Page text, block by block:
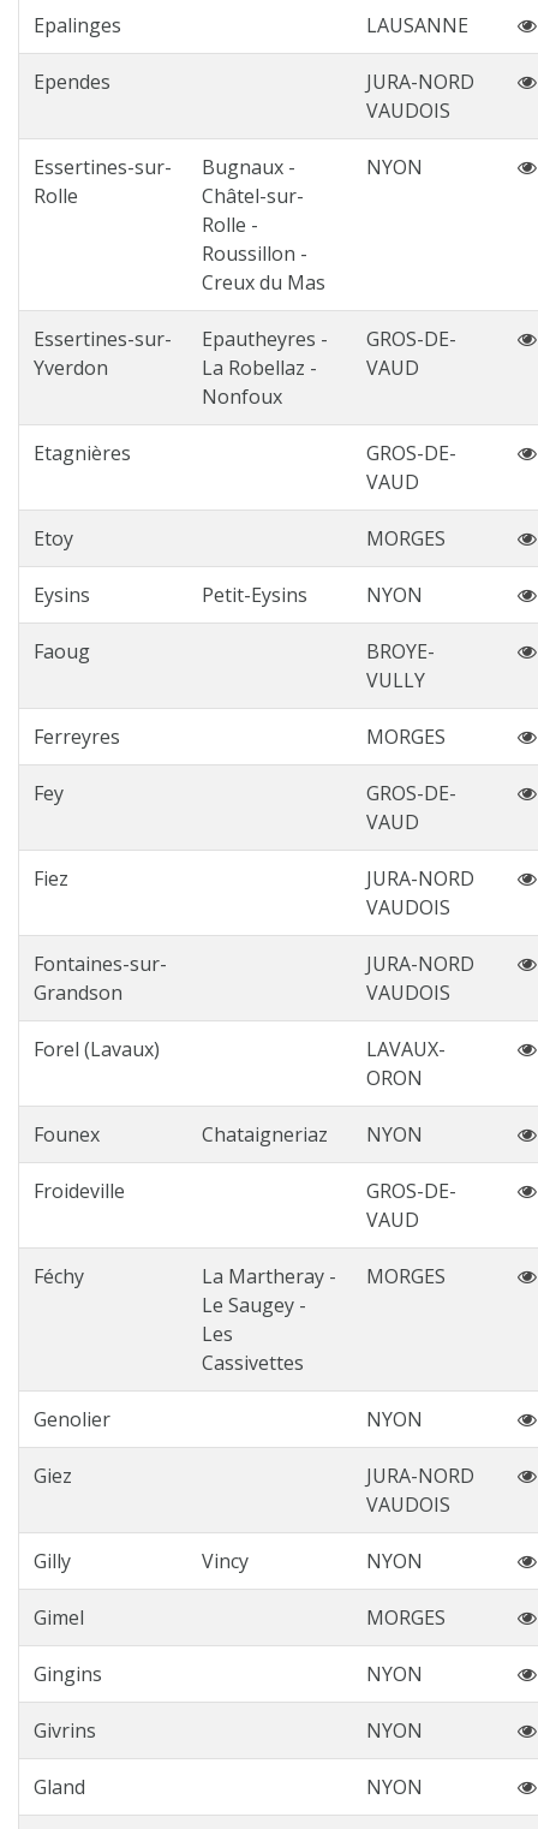
Epalinges LAUSANNE
Ependes
JURA-NORD
VAUDOIS
Essertines-sur-
Rolle
Bugnaux -
Châtel-sur-
Rolle -
Roussillon -
Creux du Mas
NYON
Essertines-sur-
Yverdon
Epautheyres -
La Robellaz -
Nonfoux
GROS-DE-
VAUD
Etagnières
GROS-DE-
VAUD
Etoy MORGES
Eysins Petit-Eysins NYON
Faoug
BROYE-
VULLY
Ferreyres MORGES
Fey
GROS-DE-
VAUD
Fiez
JURA-NORD
VAUDOIS
Fontaines-sur-
Grandson
JURA-NORD
VAUDOIS
Forel (Lavaux)
LAVAUX-
ORON
Founex Chataigneriaz NYON
Froideville
GROS-DE-
VAUD
Féchy
La Martheray -
Le Saugey -
Les
Cassivettes
MORGES
Genolier NYON
Giez
JURA-NORD
VAUDOIS
Gilly Vincy NYON
Gimel MORGES
Gingins NYON
Givrins NYON
Gland NYON